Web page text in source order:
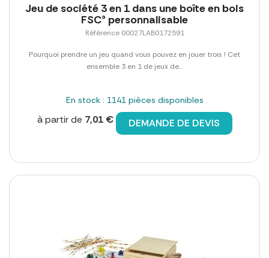
Jeu de société 3 en 1 dans une boîte en bois
FSC® personnalisable
Référence 00027LAB0172591
Pourquoi prendre un jeu quand vous pouvez en jouer trois ! Cet
ensemble 3 en 1 de jeux de...
En stock : 1141 pièces disponibles
à partir de 7,01 € DEMANDE DE DEVIS